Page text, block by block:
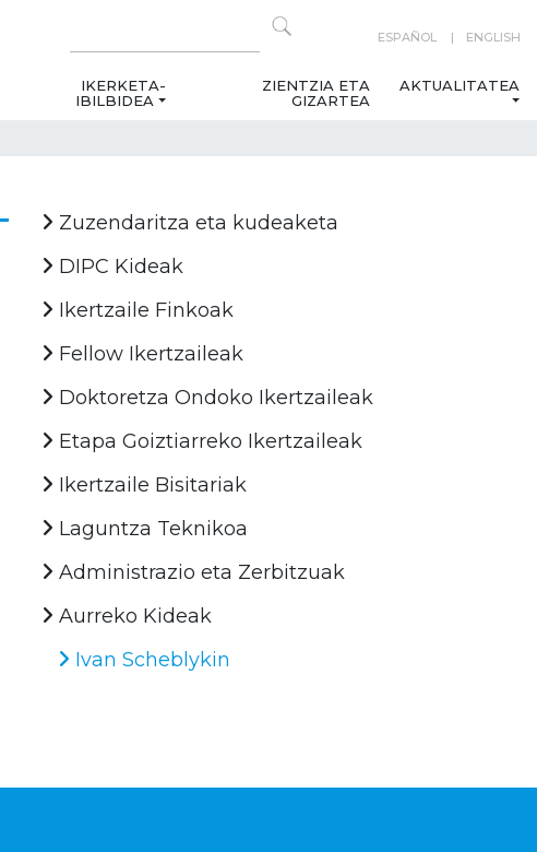
ESPAÑOL ENGLISH
IKERKETA-
IBILBIDEA
ZIENTZIA ETA
GIZARTEA
AKTUALITATEA
Zuzendaritza eta kudeaketa
DIPC Kideak
Ikertzaile Finkoak
Fellow Ikertzaileak
Doktoretza Ondoko Ikertzaileak
Etapa Goiztiarreko Ikertzaileak
Ikertzaile Bisitariak
Laguntza Teknikoa
Administrazio eta Zerbitzuak
Aurreko Kideak
Ivan Scheblykin